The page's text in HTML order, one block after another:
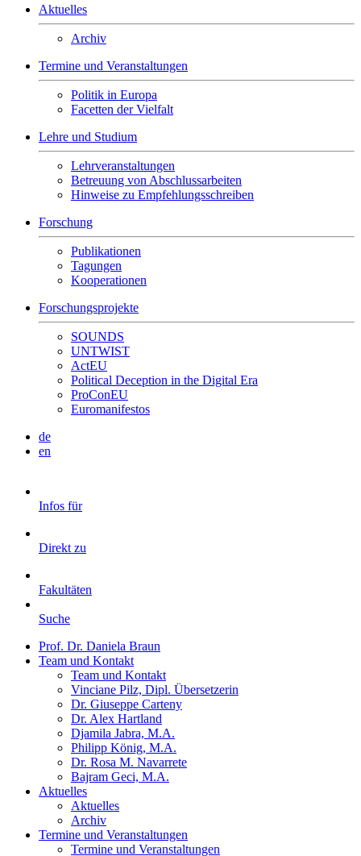
Aktuelles
Archiv
Termine und Veranstaltungen
Politik in Europa
Facetten der Vielfalt
Lehre und Studium
Lehrveranstaltungen
Betreuung von Abschlussarbeiten
Hinweise zu Empfehlungsschreiben
Forschung
Publikationen
Tagungen
Kooperationen
Forschungsprojekte
SOUNDS
UNTWIST
ActEU
Political Deception in the Digital Era
ProConEU
Euromanifestos
de
en
Infos für
Direkt zu
Fakultäten
Suche
Prof. Dr. Daniela Braun
Team und Kontakt
Team und Kontakt
Vinciane Pilz, Dipl. Übersetzerin
Dr. Giuseppe Carteny
Dr. Alex Hartland
Djamila Jabra, M.A.
Philipp König, M.A.
Dr. Rosa M. Navarrete
Bajram Geci, M.A.
Aktuelles
Aktuelles
Archiv
Termine und Veranstaltungen
Termine und Veranstaltungen